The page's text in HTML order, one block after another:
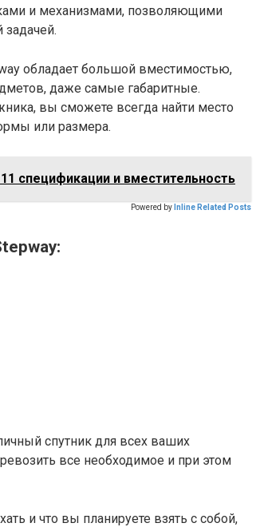
и механизмами, позволяющими
задачей.
обладает большой вместимостью,
даже самые габаритные.
вы сможете всегда найти место
или размера.
спецификации и вместительность
Powered by Inline Related Posts
спутник для всех ваших
все необходимое и при этом
и что вы планируете взять с собой,